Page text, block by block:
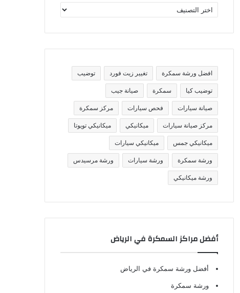
ص
ف
تافضل ورشة سمكرة تغيير زيت فورد توضيب
توضيب كيا سمكرة صيانة جيب
صيانة سيارات فحص سيارات مركز سمكرة
مركز صيانة سيارات ميكانيكي ميكانيكي تويوتا
ميكانيكي جمس ميكانيكي سيارات
ورشة سمكرة ورشة سيارات ورشة مرسيدس
ورشة ميكانيكي
أفضل مراكز السمكرة في الرياض
أفضل ورشة سمكرة في الرياض
ورشة سمكرة